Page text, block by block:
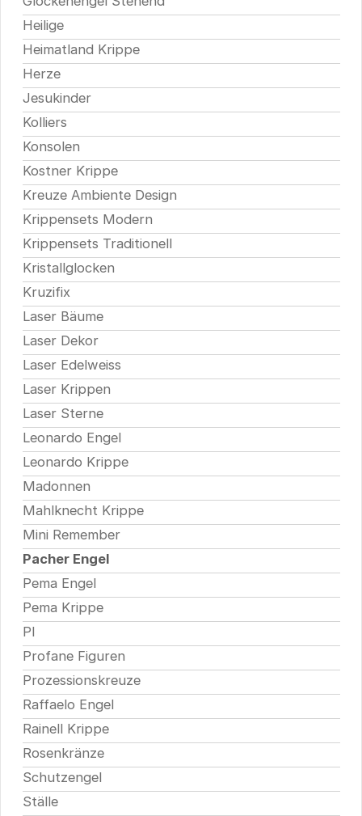
Heilige
Heimatland Krippe
Herze
Jesukinder
Kolliers
Konsolen
Kostner Krippe
Kreuze Ambiente Design
Krippensets Modern
Krippensets Traditionell
Kristallglocken
Kruzifix
Laser Bäume
Laser Dekor
Laser Edelweiss
Laser Krippen
Laser Sterne
Leonardo Engel
Leonardo Krippe
Madonnen
Mahlknecht Krippe
Mini Remember
Pacher Engel
Pema Engel
Pema Krippe
Pl
Profane Figuren
Prozessionskreuze
Raffaelo Engel
Rainell Krippe
Rosenkränze
Schutzengel
Ställe